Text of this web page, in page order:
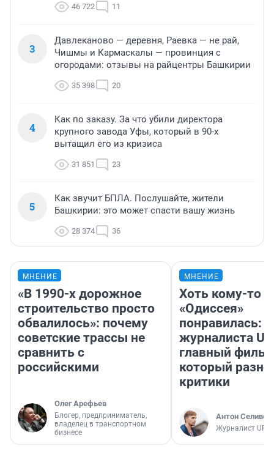
46 722 11
3
Давлеканово — деревня, Раевка — не рай,
Чишмы и Кармаскалы — провинция с
огородами: отзывы на райцентры Башкирии
35 398 20
4
Как по заказу. За что убили директора
крупного завода Уфы, который в 90-х
вытащил его из кризиса
31 851 23
5
Как звучит БПЛА. Послушайте, жители
Башкирии: это может спасти вашу жизнь
28 374 36
МНЕНИЕ
«В 1990-х дорожное
строительство просто
обвалилось»: почему
советские трассы не
сравнить с
российскими
Олег Арефьев
Блогер, предприниматель,
владелец в транспортном
бизнесе
МНЕНИЕ
Хоть кому-то
«Одиссея»
понравилась:
журналиста
главный
который
критики
Антон
Журналист